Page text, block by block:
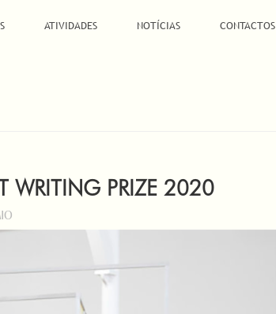
ATIVIDADES NOTÍCIAS CONTACTOS
WRITING PRIZE 2020